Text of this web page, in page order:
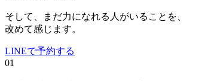
そして、まだ力になれる人がいることを、
改めて感じます。
LINEで予約する
01